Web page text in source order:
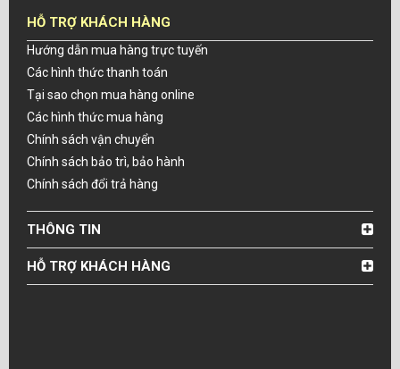
HỖ TRỢ KHÁCH HÀNG
Hướng dẫn mua hàng trực tuyến
Các hình thức thanh toán
Tại sao chọn mua hàng online
Các hình thức mua hàng
Chính sách vận chuyển
Chính sách bảo trì, bảo hành
Chính sách đổi trả hàng
THÔNG TIN
HỖ TRỢ KHÁCH HÀNG